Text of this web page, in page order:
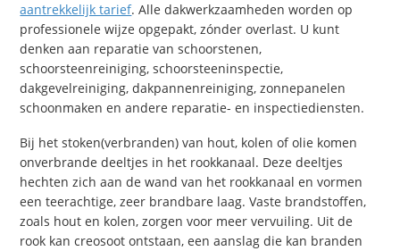
aantrekkelijk tarief. Alle dakwerkzaamheden worden op
professionele wijze opgepakt, zónder overlast. U kunt
denken aan reparatie van schoorstenen,
schoorsteenreiniging, schoorsteeninspectie,
dakgevelreiniging, dakpannenreiniging, zonnepanelen
schoonmaken en andere reparatie- en inspectiediensten.
Bij het stoken(verbranden) van hout, kolen of olie komen
onverbrande deeltjes in het rookkanaal. Deze deeltjes
hechten zich aan de wand van het rookkanaal en vormen
een teerachtige, zeer brandbare laag. Vaste brandstoffen,
zoals hout en kolen, zorgen voor meer vervuiling. Uit de
rook kan creosoot ontstaan, een aanslag die kan branden